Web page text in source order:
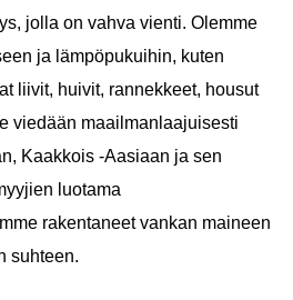
jolla on vahva vienti. Olemme
ja lämpöpukuihin, kuten
liivit, huivit, rannekkeet, housut
viedään maailmanlaajuisesti
Kaakkois -Aasiaan ja sen
luotama
rakentaneet vankan maineen
suhteen.